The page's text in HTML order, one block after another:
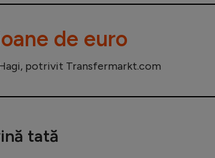
de euro
potrivit Transfermarkt.com
tată